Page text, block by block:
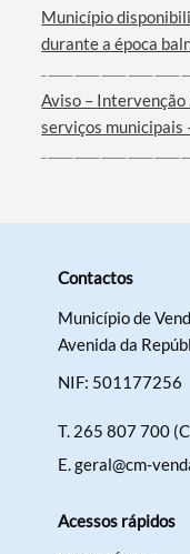
Município
durante a época
Aviso –
serviços municipais
Contactos
Município de
Avenida da
NIF: 501177256
T. 265 807 700
E.geral@cm-
Acessos rápidos